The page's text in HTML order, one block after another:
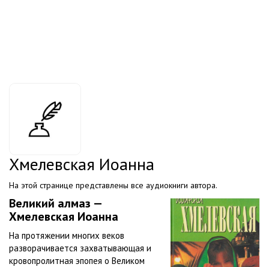
Хмелевская Иоанна
На этой странице представлены все аудиокниги автора.
Великий алмаз —
Хмелевская Иоанна
На протяжении многих веков
разворачивается захватывающая и
кровопролитная эпопея о Великом